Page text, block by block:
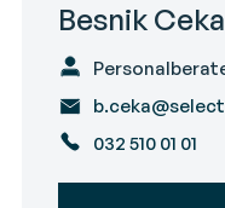
Besnik Ceka
032 510 01 01